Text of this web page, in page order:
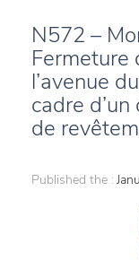
N572 –
Fermeture
l’avenue
cadre
de
Published the :